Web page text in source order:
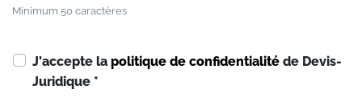
Minimum 50 caractères
J'accepte la politique de confidentialité de Devis-
Juridique *